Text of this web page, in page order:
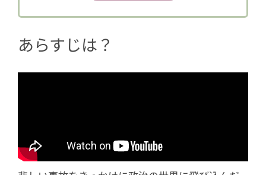
2.4ソン・ヨンシム（ソ・イスク）
2.5 ソ・ミンジョン（チン・ギョン）
3 SNSでの反応は？
あらすじは？